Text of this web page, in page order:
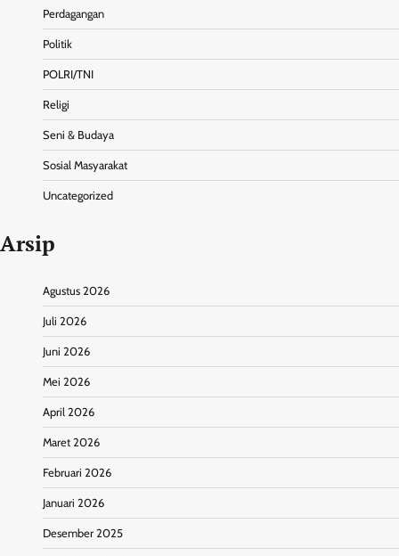
Perdagangan
Politik
POLRI/TNI
Religi
Seni & Budaya
Sosial Masyarakat
Uncategorized
Arsip
Agustus 2026
Juli 2026
Juni 2026
Mei 2026
April 2026
Maret 2026
Februari 2026
Januari 2026
Desember 2025